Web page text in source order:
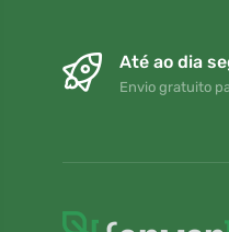
Até ao dia
Envio gratuito